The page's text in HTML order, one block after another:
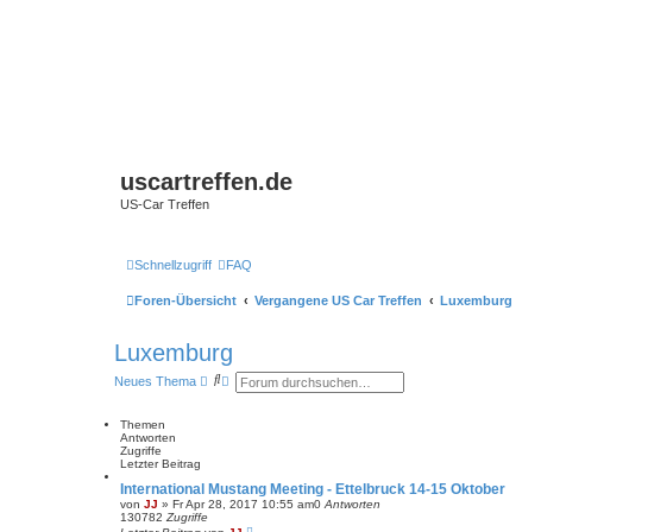
uscartreffen.de
US-Car Treffen
Schnellzugriff FAQ
Foren-Übersicht Vergangene US Car Treffen Luxemburg
Luxemburg
Neues Thema
S E
t
e
Themen
Antworten
Zugriffe
Letzter Beitrag
International Mustang Meeting - Ettelbruck 14-15 Oktober
von JJ » Fr Apr 28, 2017 10:55 am0 Antworten
130782 Zugriffe